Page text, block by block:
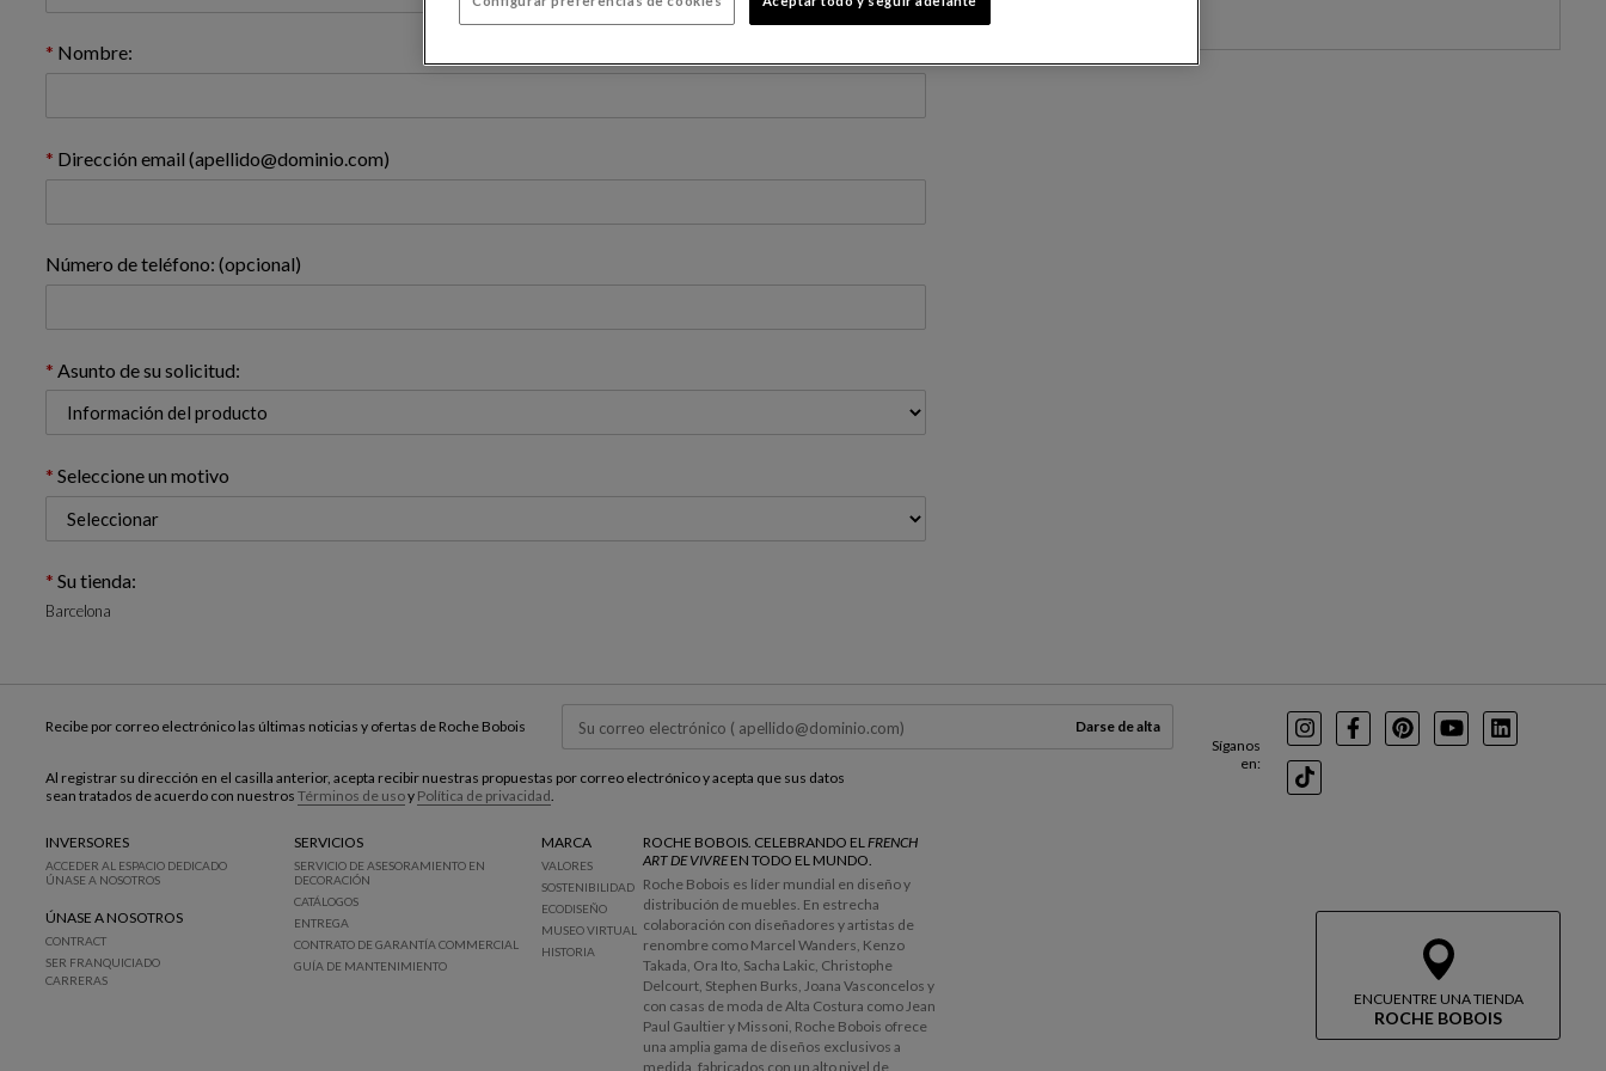
Nombre:
Dirección email (apellido@dominio.com)
Número de teléfono: (opcional)
Asunto de su solicitud:
Seleccione un motivo
Su tienda:
Barcelona
ENCUENTRE UNA TIENDA
ROCHE BOBOIS
Síganos
en:
InstagramFacebookPinterest
YoutubeLinkedIn
TikTok
Recibe por correo electrónico las últimas noticias y ofertas de Roche Bobois Darse de alta
Al registrar su dirección en el casilla anterior, acepta recibir nuestras propuestas por correo electrónico y acepta que sus datos
sean tratados de acuerdo con nuestros Términos de usoy Política de privacidad
INVERSORES
ACCEDER AL ESPACIO DEDICADO
ÚNASE A NOSOTROS
ÚNASE A NOSOTROS
CONTRACT
SER FRANQUICIADO
CARRERAS
SERVICIOS
SERVICIO DE ASESORAMIENTO EN
DECORACIÓN
CATÁLOGOS
ENTREGA
CONTRATO DE GARANTÍA COMMERCIAL
GUÍA DE MANTENIMIENTO
MARCA
VALORES
SOSTENIBILIDAD
ECODISEÑO
MUSEO VIRTUAL
HISTORIA
ROCHE BOBOIS. CELEBRANDO EL FRENCH
ART DE VIVREEN TODO EL MUNDO.
Roche Bobois es líder mundial en diseño y
distribución de muebles. En estrecha
colaboración con diseñadores y artistas de
renombre como Marcel Wanders, Kenzo
Takada, Ora Ito, Sacha Lakic, Christophe
Delcourt, Stephen Burks, Joana Vasconcelos y
con casas de moda de Alta Costura como Jean
Paul Gaultier y Missoni, Roche Bobois ofrece
una amplia gama de diseños exclusivos a
medida, fabricados con un alto nivel de